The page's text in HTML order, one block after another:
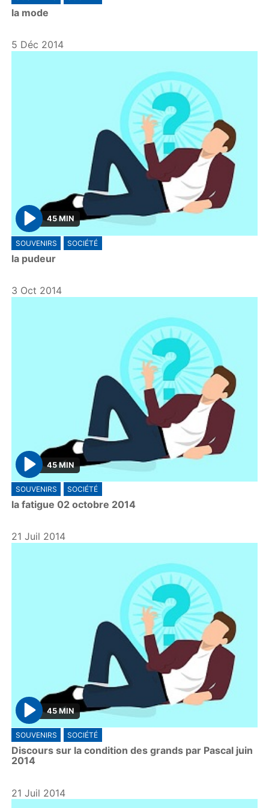
a
la mode
5 Déc 2014
P
l
a
45 MIN
SOUVENIRS SOCIÉTÉ
la pudeur
3 Oct 2014
P
l
a
45 MIN
SOUVENIRS SOCIÉTÉ
la fatigue 02 octobre 2014
21 Juil 2014
P
l
a
y
45 MIN
SOUVENIRS SOCIÉTÉ
Discours sur la condition des grands par Pascal juin
2014
21 Juil 2014